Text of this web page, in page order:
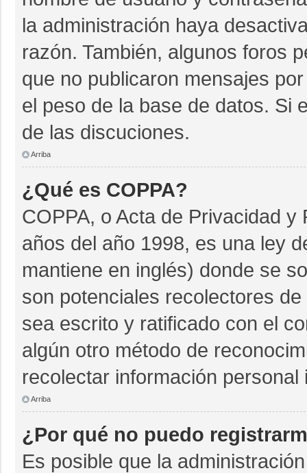
la administración haya
razón. También, algunos foros
que no publicaron mensajes
el peso de la base de datos. Si
de las discuciones.
Arriba
¿Qué es COPPA?
COPPA, o Acta de Privacidad
años del año 1998, es una ley
mantiene en inglés) donde se
son potenciales recolectores
sea escrito y ratificado con el
algún otro método de
recolectar información
Arriba
¿Por qué no puedo
Es posible que la